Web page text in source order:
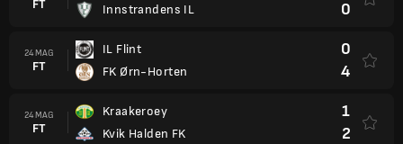
FT
Innstrandens IL
0
24 MAG
FT
IL Flint
FK Ørn-Horten
0
4
24 MAG
FT
Kraakeroey
Kvik Halden FK
1
2